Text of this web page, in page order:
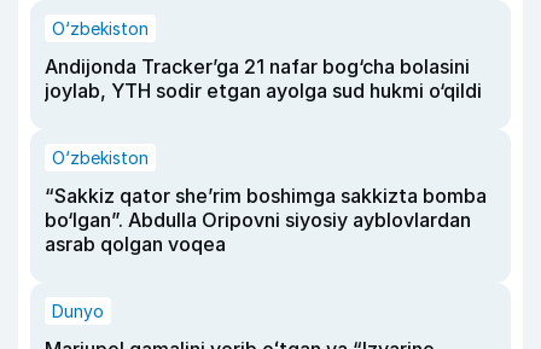
O‘zbekiston
Andijonda Tracker’ga 21 nafar bog‘cha bolasini
joylab, YTH sodir etgan ayolga sud hukmi o‘qildi
O‘zbekiston
“Sakkiz qator she’rim boshimga sakkizta bomba
bo‘lgan”. Abdulla Oripovni siyosiy ayblovlardan
asrab qolgan voqea
Dunyo